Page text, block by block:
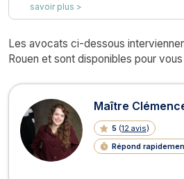
savoir plus >
Les avocats ci-dessous
Rouen et sont disponibles pour
Avocats à Rouen
Maître
5 (12 avis)
Répond